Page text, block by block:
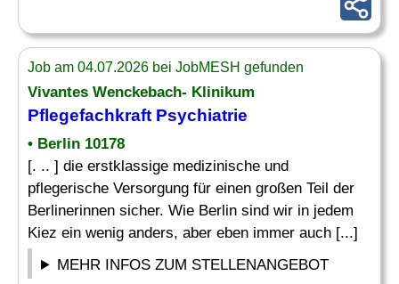
Job am 04.07.2026 bei JobMESH gefunden
Vivantes Wenckebach- Klinikum
Pflegefachkraft Psychiatrie
• Berlin 10178
[. .. ] die erstklassige medizinische und
pflegerische Versorgung für einen großen Teil der
Berlinerinnen sicher. Wie Berlin sind wir in jedem
Kiez ein wenig anders, aber eben immer auch [...]
MEHR INFOS ZUM STELLENANGEBOT